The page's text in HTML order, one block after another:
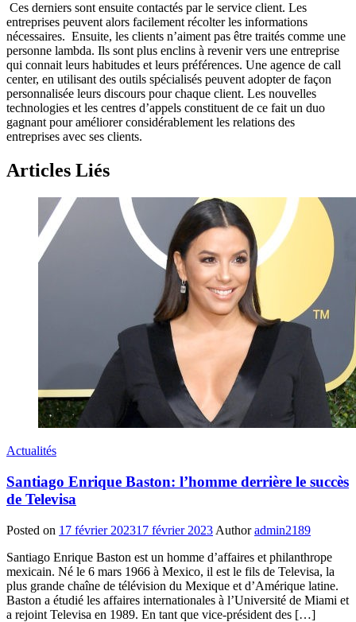
Ces derniers sont ensuite contactés par le service client. Les
entreprises peuvent alors facilement récolter les informations
nécessaires. Ensuite, les clients n’aiment pas être traités comme une
personne lambda. Ils sont plus enclins à revenir vers une entreprise
qui connait leurs habitudes et leurs préférences. Une agence de call
center, en utilisant des outils spécialisés peuvent adopter de façon
personnalisée leurs discours pour chaque client. Les nouvelles
technologies et les centres d’appels constituent de ce fait un duo
gagnant pour améliorer considérablement les relations des
entreprises avec ses clients.
Articles Liés
Actualités
Santiago Enrique Baston: l’homme derrière le succès
de Televisa
Posted on 17 février 202317 février 2023 Author admin2189
Santiago Enrique Baston est un homme d’affaires et philanthrope
mexicain. Né le 6 mars 1966 à Mexico, il est le fils de Televisa, la
plus grande chaîne de télévision du Mexique et d’Amérique latine.
Baston a étudié les affaires internationales à l’Université de Miami et
a rejoint Televisa en 1989. En tant que vice-président des […]